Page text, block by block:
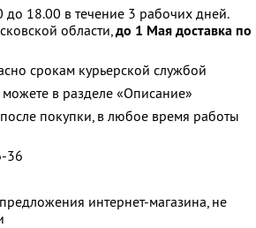
до 18.00 в течение 3 рабочих дней.
области,до 1 Мая доставка по
срокам курьерской службой
в разделе «Описание»
покупки, в любое время работы
36
интернет-магазина, не